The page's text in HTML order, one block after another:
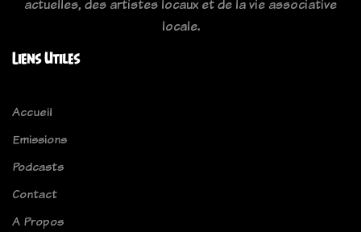
actuelles, des artistes locaux et de la vie associative
locale.
Liens Utiles
Accueil
Emissions
Podcasts
Contact
A Propos